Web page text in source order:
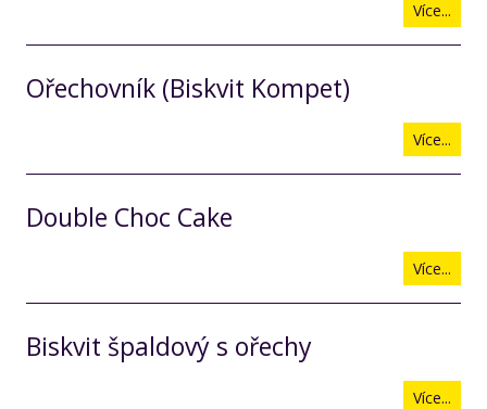
Více...
Ořechovník (Biskvit Kompet)
Více...
Double Choc Cake
Více...
Biskvit špaldový s ořechy
Více...